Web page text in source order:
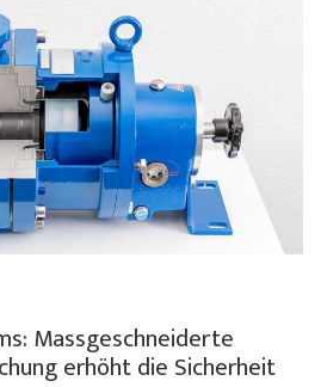
Massgeschneiderte
erhöht die Sicherheit